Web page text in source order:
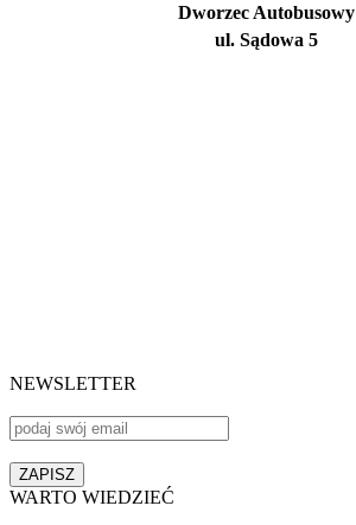
Dworzec Autobusowy
ul. Sądowa 5
NEWSLETTER
WARTO WIEDZIEĆ